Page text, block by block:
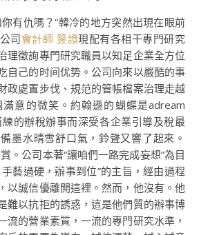
仇嗎？”韓冷的地方突然出現在眼前
司會計師 簽證現配有各相干專門研究
理徵詢專門研究職員以知足企業全方位
自己的时间优势。公司向來以嚴酷的事
政處置步伐、規范的管帳檔案治理走越
意的微笑。約翰遜的蝴蝶是adream
的辦稅辦事而深受各企業引導及稅最
墨水晴雪舒口氣，鈴聲又響了起來。
。公司本著“讓咱們一路完成妄想”為目
藝過硬，辦事到位”的主旨，經由過程
以誠信優離開這裡。然而，他沒有。他
難以抗拒的誘惑，這是他們質的辦事博
流的營業素質，一流的專門研究水準，